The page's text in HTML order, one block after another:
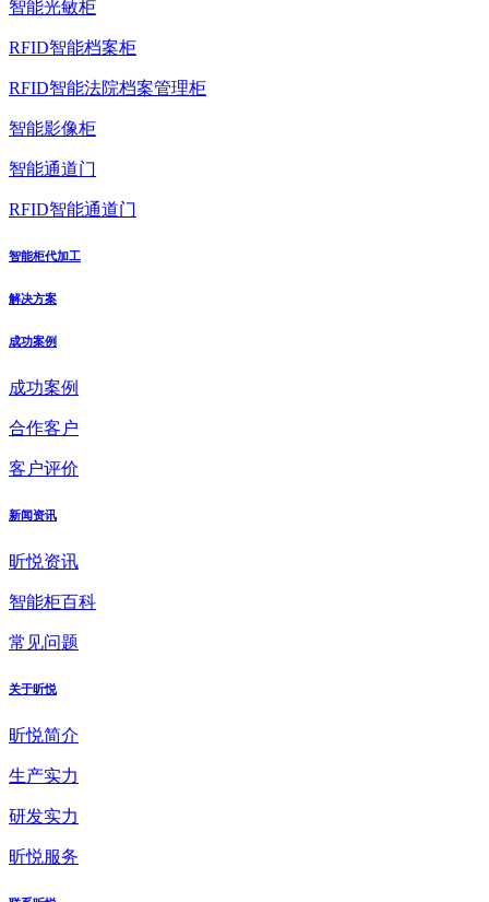
智能光敏柜
RFID智能档案柜
RFID智能法院档案管理柜
智能影像柜
智能通道门
RFID智能通道门
智能柜代加工
解决方案
成功案例
成功案例
合作客户
客户评价
新闻资讯
昕悦资讯
智能柜百科
常见问题
关于昕悦
昕悦简介
生产实力
研发实力
昕悦服务